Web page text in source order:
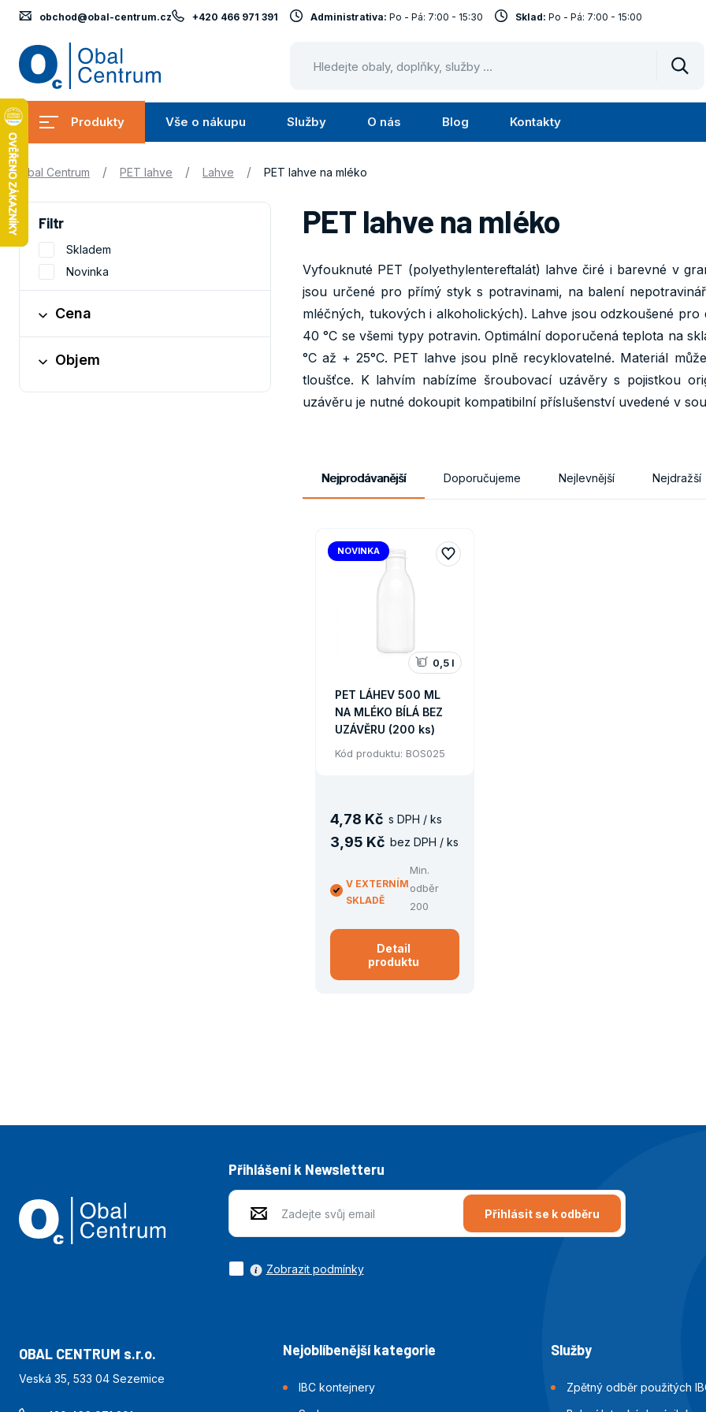
Produkty Vše o nákupu
o
nákupu
Služby O nás Blog Kontakty
obchod@obal-centrum.cz +420 466 971 391 Administrativa: Po - Pá: 7:00 - 15:30 Sklad: Po - Pá: 7:00 - 15:00
Obal Centrum / PET lahve / Lahve / PET lahve na mléko
PET lahve na mléko
Vyfouknuté PET (polyethylentereftalát) lahve čiré i barevné v
jsou určené pro přímý styk s potravinami, na balení
mléčných, tukových i alkoholických). Lahve jsou odzkoušené
40 °C se všemi typy potravin. Optimální doporučená teplota na
°C až + 25°C. PET lahve jsou plně recyklovatelné. Materiál
tloušťce. K lahvím nabízíme šroubovací uzávěry s pojistkou
uzávěru je nutné dokoupit kompatibilní příslušenství uvedené v
Filtr
Skladem
Novinka
Cena
Objem
Nejprodávanější Doporučujeme Nejlevnější Nejdražší
PET LÁHEV 500 ML
NA MLÉKO BÍLÁ BEZ
UZÁVĚRU (200 ks)
Kód produktu: BOS025
NOVINKA
0,5 l
4,78 Kč s DPH / ks
3,95 Kč bez DPH / ks
V EXTERNÍM
SKLADĚ
Min.
odběr
200
Detail
produktu
Přihlášení k Newsletteru
Přihlásit se k odběru
Zobrazit podmínky
OBAL CENTRUM s.r.o.
Veská 35, 533 04 Sezemice
Nejoblíbenější kategorie
IBC kontejnery
Služby
Zpětný odběr použitých